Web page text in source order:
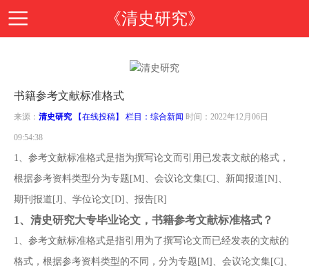
《清史研究》
页
期
导
读
投
稿
邮
书籍参考文献标准格式
来源： 清史研究 【在线投稿】 栏目： 综合新闻 时间：2022年12月06日
09:54:38
1、参考文献标准格式是指为撰写论文而引用已发表文献的格式，
根据参考资料类型分为专题[M]、会议论文集[C]、新闻报道[N]、
期刊报道[J]、学位论文[D]、报告[R]
1、 清史研究大专毕业论文，书籍参考文献标准格式？
1、参考文献标准格式是指引用为了撰写论文而已经发表的文献的
格式，根据参考资料类型的不同，分为专题[M]、会议论文集[C]、